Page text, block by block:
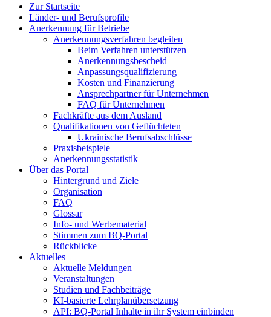
Zur Startseite
Länder- und Berufsprofile
Anerkennung für Betriebe
Anerkennungsverfahren begleiten
Beim Verfahren unterstützen
Anerkennungsbescheid
Anpassungsqualifizierung
Kosten und Finanzierung
Ansprechpartner für Unternehmen
FAQ für Unternehmen
Fachkräfte aus dem Ausland
Qualifikationen von Geflüchteten
Ukrainische Berufsabschlüsse
Praxisbeispiele
Anerkennungsstatistik
Über das Portal
Hintergrund und Ziele
Organisation
FAQ
Glossar
Info- und Werbematerial
Stimmen zum BQ-Portal
Rückblicke
Aktuelles
Aktuelle Meldungen
Veranstaltungen
Studien und Fachbeiträge
KI-basierte Lehrplanübersetzung
API: BQ-Portal Inhalte in ihr System einbinden